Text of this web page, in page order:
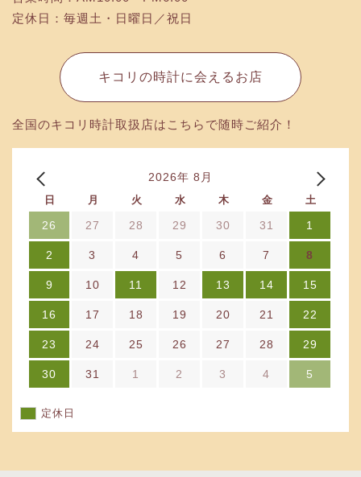
定休日：毎週土・日曜日／祝日
キコリの時計に会えるお店
全国のキコリ時計取扱店はこちらで随時ご紹介！
2026年 8月
日 月 火 水 木 金 土
26 27 28 29 30 31 1
2 3 4 5 6 7 8
9 10 11 12 13 14 15
16 17 18 19 20 21 22
23 24 25 26 27 28 29
30 31 1 2 3 4 5
定休日